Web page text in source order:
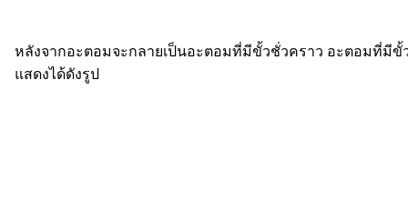
หลังจากอะตอมจะกลายเป็นอะตอมที่มีขั้วชั่วคราว อะตอมที่มีขั้
แสดงได้ดังรูป